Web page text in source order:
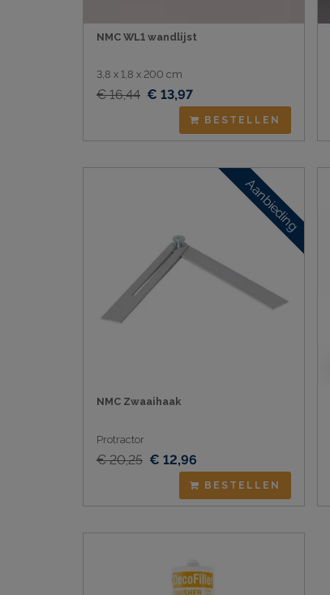
NMC WL1 wandlijst
3,8 x 1,8 x 200 cm
€ 16,44 € 13,97
BESTELLEN
Aanbieding
NMC Zwaaihaak
Protractor
€ 20,25 € 12,96
BESTELLEN